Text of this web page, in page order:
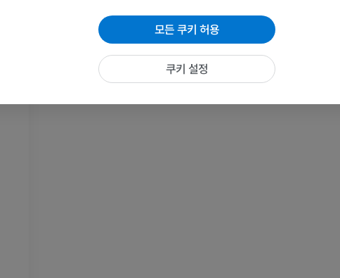
말 - 앞발목
모든 쿠키 허용
쿠키 설정